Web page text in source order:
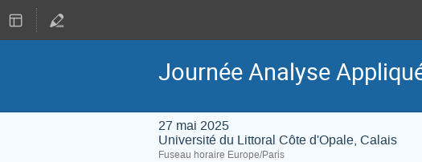
Journée Analyse
27 mai 2025
Université du Littoral Côte d'Opale, Calais
Fuseau horaire Europe/Paris